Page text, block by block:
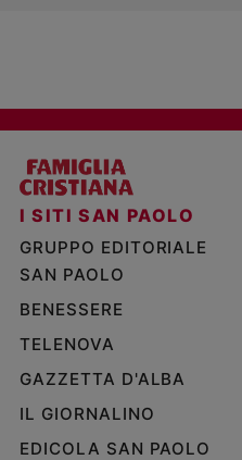
I SITI SAN PAOLO
GRUPPO EDITORIALE
SAN PAOLO
BENESSERE
TELENOVA
GAZZETTA D'ALBA
IL GIORNALINO
EDICOLA SAN PAOLO